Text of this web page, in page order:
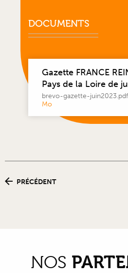
DOCUMENTS
Gazette FRANCE
Pays de la Loire de
brevo-gazette-juin2023.pdf
Mo
PRÉCÉDENT
NOS